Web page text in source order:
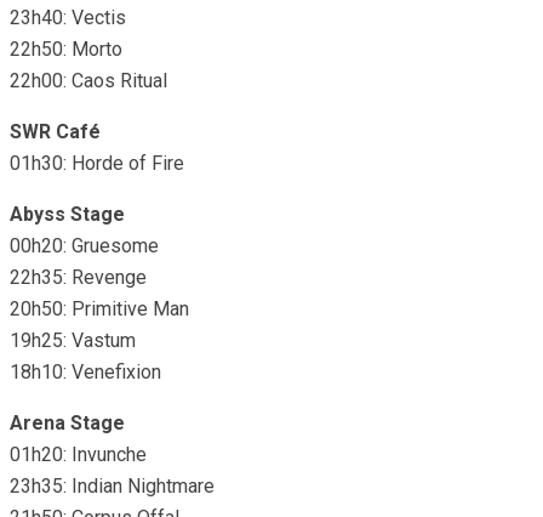
23h40: Vectis
22h50: Morto
22h00: Caos Ritual
SWR Café
01h30: Horde of Fire
Abyss Stage
00h20: Gruesome
22h35: Revenge
20h50: Primitive Man
19h25: Vastum
18h10: Venefixion
Arena Stage
01h20: Invunche
23h35: Indian Nightmare